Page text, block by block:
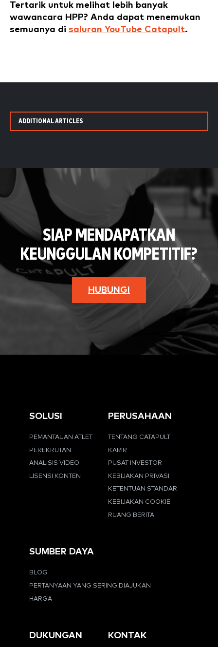
Tertarik untuk melihat lebih banyak
wawancara HPP? Anda dapat menemukan
semuanya di saluran YouTube Catapult.
ADDITIONAL ARTICLES
SIAP MENDAPATKAN
KEUNGGULAN KOMPETITIF?
HUBUNGI
SOLUSI
PEMANTAUAN ATLET
PEREKRUTAN
ANALISIS VIDEO
LISENSI KONTEN
PERUSAHAAN
TENTANG CATAPULT
KARIR
PUSAT INVESTOR
KEBIJAKAN PRIVASI
KETENTUAN STANDAR
KEBIJAKAN COOKIE
RUANG BERITA
SUMBER DAYA
BLOG
PERTANYAAN YANG SERING DIAJUKAN
HARGA
DUKUNGAN KONTAK